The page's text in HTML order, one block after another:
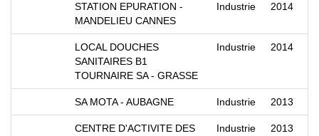
STATION EPURATION -
MANDELIEU CANNES
Industrie 2014
LOCAL DOUCHES
SANITAIRES B1
TOURNAIRE SA - GRASSE
Industrie 2014
SA MOTA - AUBAGNE Industrie 2013
CENTRE D'ACTIVITE DES
Industrie 2013